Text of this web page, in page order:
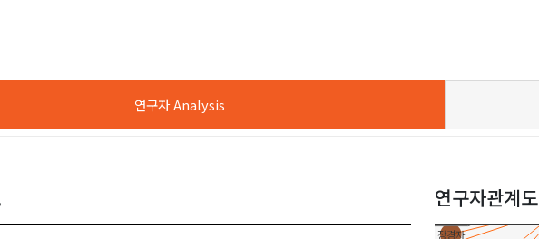
연구자 Analysis
연구자관계도
장경자